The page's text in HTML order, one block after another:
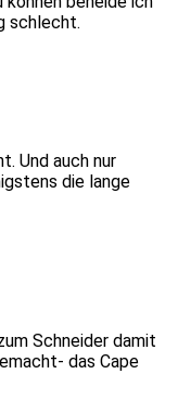
schlecht.
Und auch nur
die lange
Schneider damit
das Cape